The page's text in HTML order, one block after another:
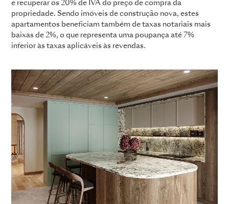
e recuperar os 20% de IVA do preço de compra da
propriedade. Sendo imóveis de construção nova, estes
apartamentos beneficiam também de taxas notariais mais
baixas de 2%, o que representa uma poupança até 7%
inferior às taxas aplicáveis às revendas.